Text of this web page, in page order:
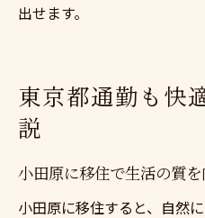
出せます。
東京都通勤も快
説
小田原に移住で生活の質
小田原に移住すると、自然